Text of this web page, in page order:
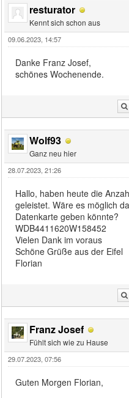
resturator
Kennt sich schon aus
09.06.2023, 14:57
Danke Franz Josef,
schönes Wochenende.
Wolf93
Ganz neu hier
28.07.2023, 21:26
Hallo, haben heute die
geleistet. Wäre es möglich
Datenkarte geben könnte?
WDB4411620W158452
Vielen Dank im voraus
Schöne Grüße aus der Eifel
Florian
Franz Josef
Fühlt sich wie zu Hause
29.07.2023, 07:56
Guten Morgen Florian,